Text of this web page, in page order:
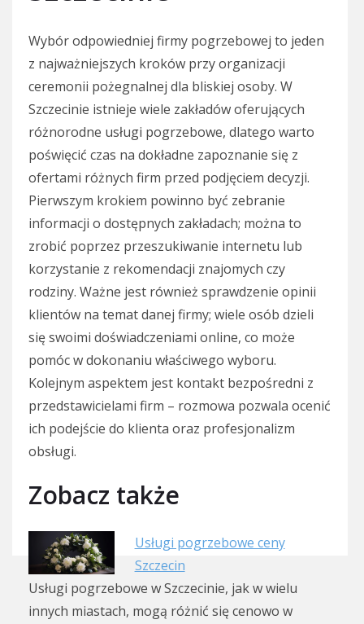
Wybór odpowiedniej firmy pogrzebowej to jeden
z najważniejszych kroków przy organizacji
ceremonii pożegnalnej dla bliskiej osoby. W
Szczecinie istnieje wiele zakładów oferujących
różnorodne usługi pogrzebowe, dlatego warto
poświęcić czas na dokładne zapoznanie się z
ofertami różnych firm przed podjęciem decyzji.
Pierwszym krokiem powinno być zebranie
informacji o dostępnych zakładach; można to
zrobić poprzez przeszukiwanie internetu lub
korzystanie z rekomendacji znajomych czy
rodziny. Ważne jest również sprawdzenie opinii
klientów na temat danej firmy; wiele osób dzieli
się swoimi doświadczeniami online, co może
pomóc w dokonaniu właściwego wyboru.
Kolejnym aspektem jest kontakt bezpośredni z
przedstawicielami firm – rozmowa pozwala ocenić
ich podejście do klienta oraz profesjonalizm
obsługi.
Zobacz także
Usługi pogrzebowe ceny
Szczecin
Usługi pogrzebowe w Szczecinie, jak w wielu
innych miastach, mogą różnić się cenowo w